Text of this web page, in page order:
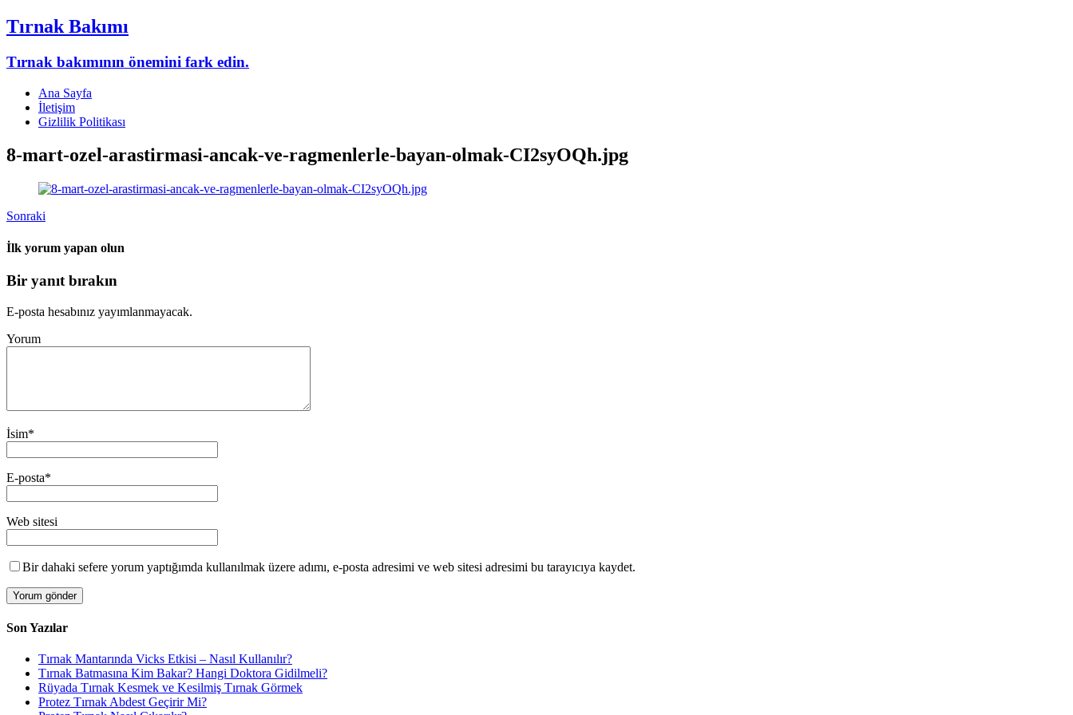
Tırnak Bakımı
Tırnak bakımının önemini fark edin.
Ana Sayfa
İletişim
Gizlilik Politikası
8-mart-ozel-arastirmasi-ancak-ve-ragmenlerle-bayan-olmak-CI2syOQh.jpg
Sonraki
İlk yorum yapan olun
Bir yanıt bırakın
E-posta hesabınız yayımlanmayacak.
Yorum
İsim*
E-posta*
Web sitesi
Bir dahaki sefere yorum yaptığımda kullanılmak üzere adımı, e-posta adresimi ve web sitesi adresimi bu tarayıcıya kaydet.
Son Yazılar
Tırnak Mantarında Vicks Etkisi – Nasıl Kullanılır?
Tırnak Batmasına Kim Bakar? Hangi Doktora Gidilmeli?
Rüyada Tırnak Kesmek ve Kesilmiş Tırnak Görmek
Protez Tırnak Abdest Geçirir Mi?